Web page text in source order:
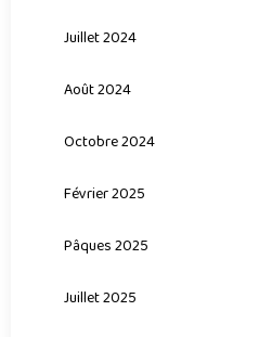
Juillet 2024
Août 2024
Octobre 2024
Février 2025
Pâques 2025
Juillet 2025